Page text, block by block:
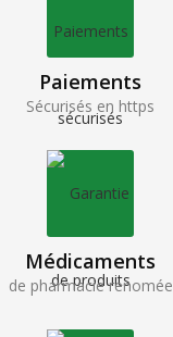
Paiements
Sécurisés en https
Médicaments
de pharmacie renomée